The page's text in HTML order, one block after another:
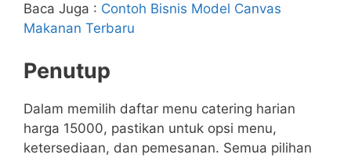
Baca Juga : Contoh Bisnis Model Canvas
Makanan Terbaru
Penutup
Dalam memilih daftar menu catering harian
harga 15000, pastikan untuk opsi menu,
ketersediaan, dan pemesanan. Semua pilihan